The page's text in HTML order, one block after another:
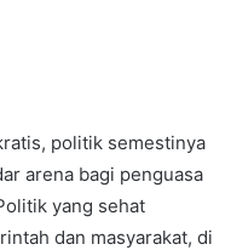
politik semestinya
arena bagi penguasa
yang sehat
dan masyarakat, di